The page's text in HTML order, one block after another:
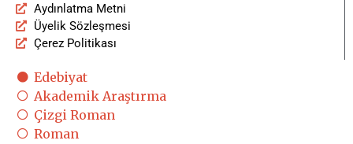
Aydınlatma Metni
Üyelik Sözleşmesi
Çerez Politikası
Edebiyat
Akademik Araştırma
Çizgi Roman
Roman